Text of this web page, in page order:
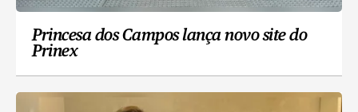
Princesa dos Campos lança novo site do
Prinex